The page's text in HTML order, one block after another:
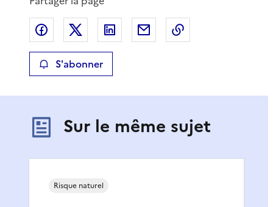
Partager sur Facebook
Partager sur XPartager sur LinkedIn
Partager par email
S'abonner
Sur le même sujet
Risque naturel